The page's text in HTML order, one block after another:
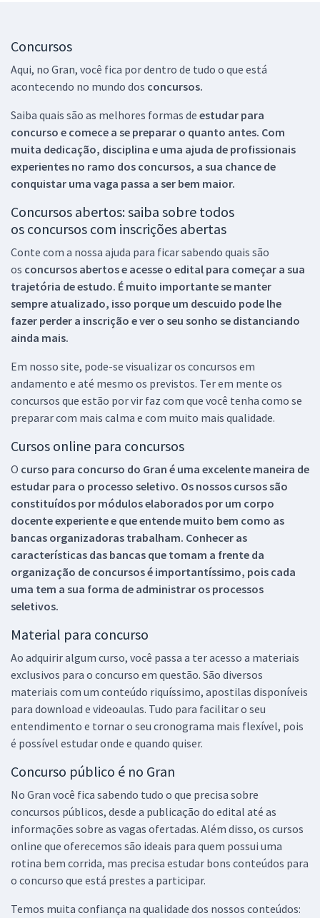
Concursos
Aqui, no Gran, você fica por dentro de tudo o que está
acontecendo no mundo dos concursos.
Saiba quais são as melhores formas de estudar para
concurso e comece a se preparar o quanto antes. Com
muita dedicação, disciplina e uma ajuda de profissionais
experientes no ramo dos concursos, a sua chance de
conquistar uma vaga passa a ser bem maior.
Concursos abertos: saiba sobre todos
os concursos com inscrições abertas
Conte com a nossa ajuda para ficar sabendo quais são
os concursos abertos e acesse o edital para começar a sua
trajetória de estudo. É muito importante se manter
sempre atualizado, isso porque um descuido pode lhe
fazer perder a inscrição e ver o seu sonho se distanciando
ainda mais.
Em nosso site, pode-se visualizar os concursos em
andamento e até mesmo os previstos. Ter em mente os
concursos que estão por vir faz com que você tenha como se
preparar com mais calma e com muito mais qualidade.
Cursos online para concursos
O curso para concurso do Gran é uma excelente maneira de
estudar para o processo seletivo. Os nossos cursos são
constituídos por módulos elaborados por um corpo
docente experiente e que entende muito bem como as
bancas organizadoras trabalham. Conhecer as
características das bancas que tomam a frente da
organização de concursos é importantíssimo, pois cada
uma tem a sua forma de administrar os processos
seletivos.
Material para concurso
Ao adquirir algum curso, você passa a ter acesso a materiais
exclusivos para o concurso em questão. São diversos
materiais com um conteúdo riquíssimo, apostilas disponíveis
para download e videoaulas. Tudo para facilitar o seu
entendimento e tornar o seu cronograma mais flexível, pois
é possível estudar onde e quando quiser.
Concurso público é no Gran
No Gran você fica sabendo tudo o que precisa sobre
concursos públicos, desde a publicação do edital até as
informações sobre as vagas ofertadas. Além disso, os cursos
online que oferecemos são ideais para quem possui uma
rotina bem corrida, mas precisa estudar bons conteúdos para
o concurso que está prestes a participar.
Temos muita confiança na qualidade dos nossos conteúdos: